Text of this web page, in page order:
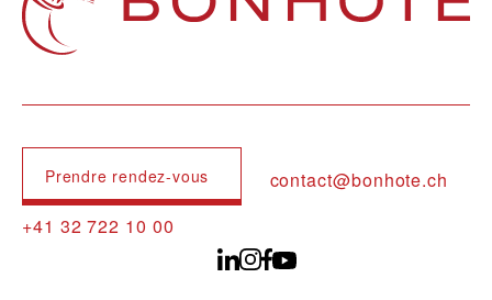
Prendre rendez-vous
contact@bonhote.ch
+41 32 722 10 00